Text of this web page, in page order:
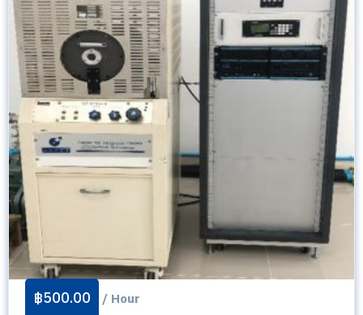
฿500.00 / Hour